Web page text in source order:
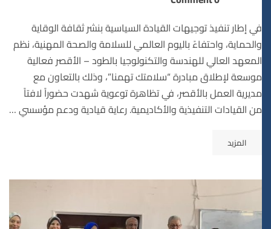
في إطار تنفيذ توجيهات القيادة السياسية بنشر ثقافة الوقاية
والحماية، واحتفاءً باليوم العالمي للسلامة والصحة المهنية، نظم
المعهد العالي للهندسة والتكنولوجيا بالطود – الأقصر فعالية
موسعة لإطلاق مبادرة “سلامتك تهمنا”، وذلك بالتعاون مع
مديرية العمل بالأقصر، في تظاهرة توعوية شهدت حضوراً لافتاً
من القيادات التنفيذية والأكاديمية. رعاية قيادية ودعم مؤسسي …
المزيد